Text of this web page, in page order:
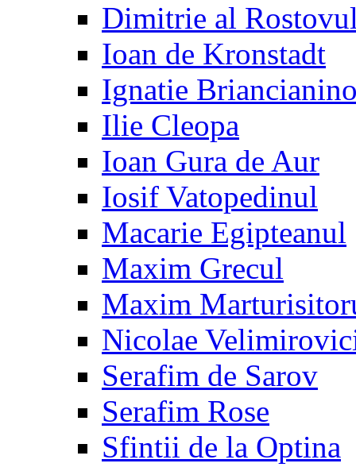
Dimitrie al
Ioan de Kronstadt
Ignatie
Ilie Cleopa
Ioan Gura de Aur
Iosif Vatopedinul
Macarie Egipteanul
Maxim Grecul
Maxim
Nicolae
Serafim de Sarov
Serafim Rose
Sfintii de la Optina